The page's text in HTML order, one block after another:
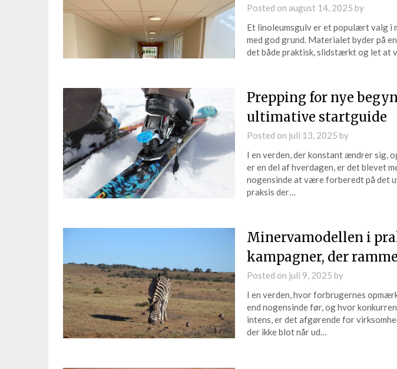
Posted on august 14, 2025 by
Et linoleumsgulv er et populært valg i
med god grund. Materialet byder på
det både praktisk, slidstærkt og let at
Prepping for nye
ultimative startguide
Posted on juli 13, 2025 by
I en verden, der konstant ændrer sig,
er en del af hverdagen, er det blevet
nogensinde at være forberedt på det
praksis der…
Minervamodellen i
kampagner, der
Posted on juli 9, 2025 by
I en verden, hvor forbrugernes
end nogensinde før, og hvor
intens, er det afgørende for
der ikke blot når ud…